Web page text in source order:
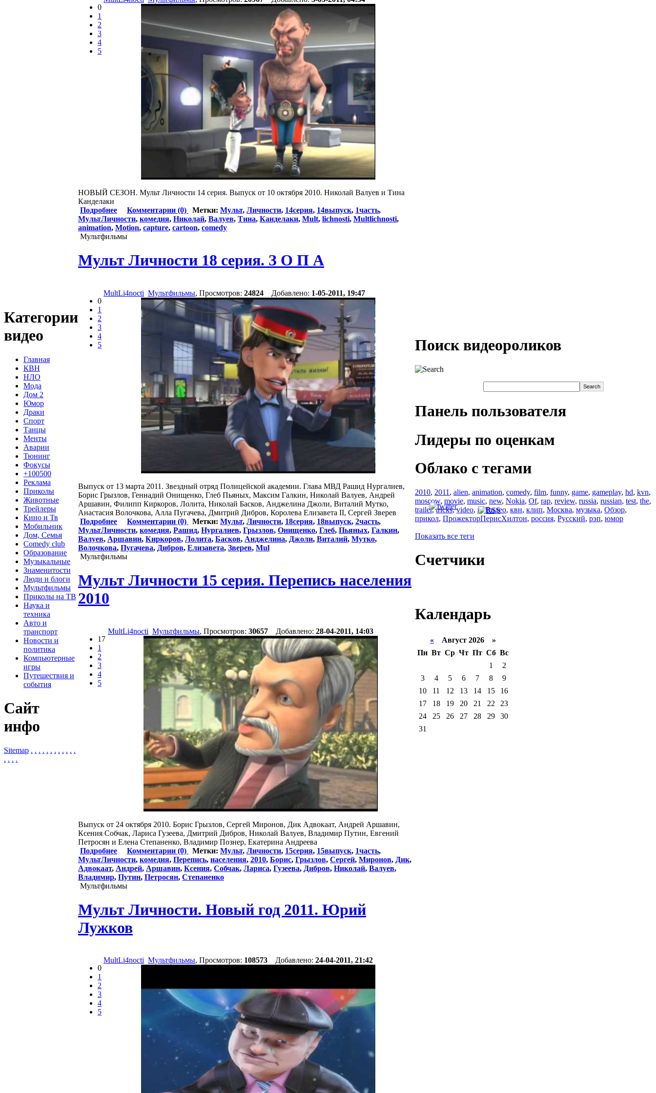
Категории
видео
Главная
КВН
НЛО
Мода
Дом 2
Юмор
Драки
Спорт
Танцы
Менты
Аварии
Тюнинг
Фокусы
+100500
Реклама
Приколы
Животные
Трейлеры
Кино и Тв
Мобильник
Дом, Семья
Comedy club
Образование
Музыкальные
Знаменитости
Люди и блоги
Мультфильмы
Приколы на ТВ
Наука и
техника
Авто и
транспорт
Новости и
политика
Компьютерные
игры
Путешествия и
события
Сайт
инфо
Sitemap . . . . . . . . . . . .
. . . .
0
1
2
3
4
5
НОВЫЙ СЕЗОН. Мульт Личности 14 серия. Выпуск от 10 октября 2010. Николай Валуев и Тина
Канделаки
Подробнее
Комментарии (0) Метки: Мульт, Личности, 14серия, 14выпуск, 1часть,
МультЛичности, комедия, Николай, Валуев, Тина, Канделаки, Mult, lichnosti, Multlichnosti,
animation, Motion, capture, cartoon, comedy
Мультфильмы
Мульт Личности 18 серия. З O П A
0
1
2
3
4
5
MultLi4nocti Мультфильмы, Просмотров: 24824 Добавлено: 1-05-2011, 19:47
Выпуск от 13 марта 2011. Звездный отряд Полицейской академии. Глава МВД Рашид Нургалиев,
Борис Грызлов, Геннадий Онищенко, Глеб Пьяных, Максим Галкин, Николай Валуев, Андрей
Аршавин, Филипп Киркоров, Лолита, Николай Басков, Анджелинa Джоли, Виталий Мутко,
Анастасия Волочкова, Алла Пугачева, Дмитрий Дибров, Королева Елизавета II, Сергей Зверев
Подробнее
Комментарии (0) Метки: Мульт, Личности, 18серия, 18выпуск, 2часть,
МультЛичности, комедия, Рашид, Нургалиев, Грызлов, Онищенко, Глеб, Пьяных, Галкин,
Валуев, Аршавин, Киркоров, Лолита, Басков, Анджелинa, Джоли, Виталий, Мутко,
Волочкова, Пугачева, Дибров, Елизавета, Зверев, Mul
Мультфильмы
Мульт Личности 15 серия. Перепись населения
2010
17
1
2
3
4
5
MultLi4nocti Мультфильмы, Просмотров: 30657 Добавлено: 28-04-2011, 14:03
Выпуск от 24 октября 2010. Борис Грызлов, Сергей Миронов, Дик Адвокаат, Андрей Аршавин,
Ксения Собчак, Лариса Гузеева, Дмитрий Дибров, Николай Валуев, Владимир Путин, Евгений
Петросян и Елена Степаненко, Владимир Познер, Екатерина Андреева
Подробнее
Комментарии (0) Метки: Мульт, Личности, 15серия, 15выпуск, 1часть,
МультЛичности, комедия, Перепись, населения, 2010, Борис, Грызлов, Сергей, Миронов, Дик,
Адвокаат, Андрей, Аршавин, Ксения, Собчак, Лариса, Гузеева, Дибров, Николай, Валуев,
Владимир, Путин, Петросян, Степаненко
Мультфильмы
Мульт Личности. Новый год 2011. Юрий
Лужков
0
1
2
3
4
5
MultLi4nocti Мультфильмы, Просмотров: 108573 Добавлено: 24-04-2011, 21:42
Поиск видеороликов
Панель пользователя
Лидеры по оценкам
Облако с тегами
2010, 2011 , alien, animation, comedy, film, funny, game, gameplay, hd, kvn,
moscow, movie, music, new, Nokia, Of, rap, review, russia, russian, test, the,
trailer,tricks,video, в,Видео, квн, клип, Москва, музыка, Обзор,
прикол, ПрожекторПерисХилтон, россия, Русский, рэп, юмор
Показать все теги
Счетчики
Календарь
« Август 2026 »
Пн Вт Ср Чт Пт Сб Вс
1
2
3
4 5 6 7 8
9
10
11 12 13 14 15
16
17
18 19 20 21 22
23
24
25 26 27 28 29
30
31